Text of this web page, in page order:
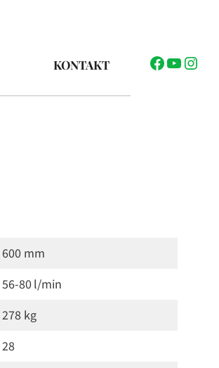
KONTAKT Facebook
600 mm
56-80 l/min
278 kg
28